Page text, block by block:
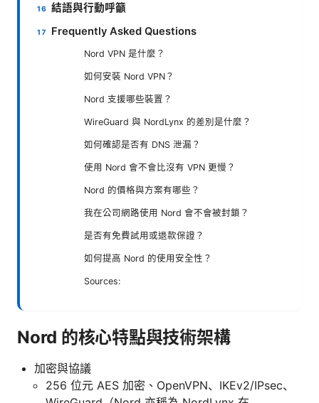
結語與行動呼籲
Frequently Asked Questions
Nord VPN 是什麼？
如何安裝 Nord VPN？
Nord 支援哪些裝置？
WireGuard 與 NordLynx 的差別是什麼？
如何確認是否有 DNS 泄漏？
使用 Nord 會不會比沒有 VPN 更慢？
Nord 的價格與方案有哪些？
我在公司網路使用 Nord 會不會被封鎖？
是否有免費試用或退款保證？
如何提高 Nord 的使用安全性？
Sources:
Nord 的核心特點與技術架構
加密與協議
256 位元 AES 加密、OpenVPN、IKEv2/IPsec、